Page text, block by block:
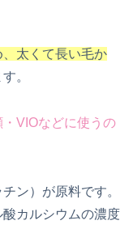
太くて長い毛か
。
・VIOなどに使うの
ン）が原料です。
カルシウムの濃度